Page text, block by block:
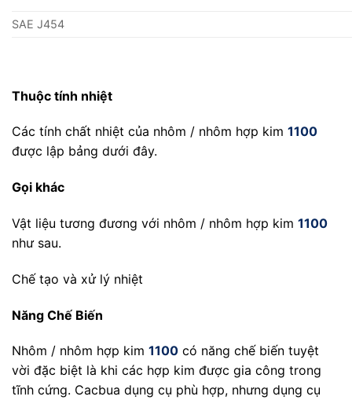
SAE J454
Thuộc tính nhiệt
Các tính chất nhiệt của nhôm / nhôm hợp kim 1100
được lập bảng dưới đây.
Gọi khác
Vật liệu tương đương với nhôm / nhôm hợp kim 1100
như sau.
Chế tạo và xử lý nhiệt
Năng Chế Biến
Nhôm / nhôm hợp kim 1100 có năng chế biến tuyệt
vời đặc biệt là khi các hợp kim được gia công trong
tĩnh cứng. Cacbua dụng cụ phù hợp, nhưng dụng cụ